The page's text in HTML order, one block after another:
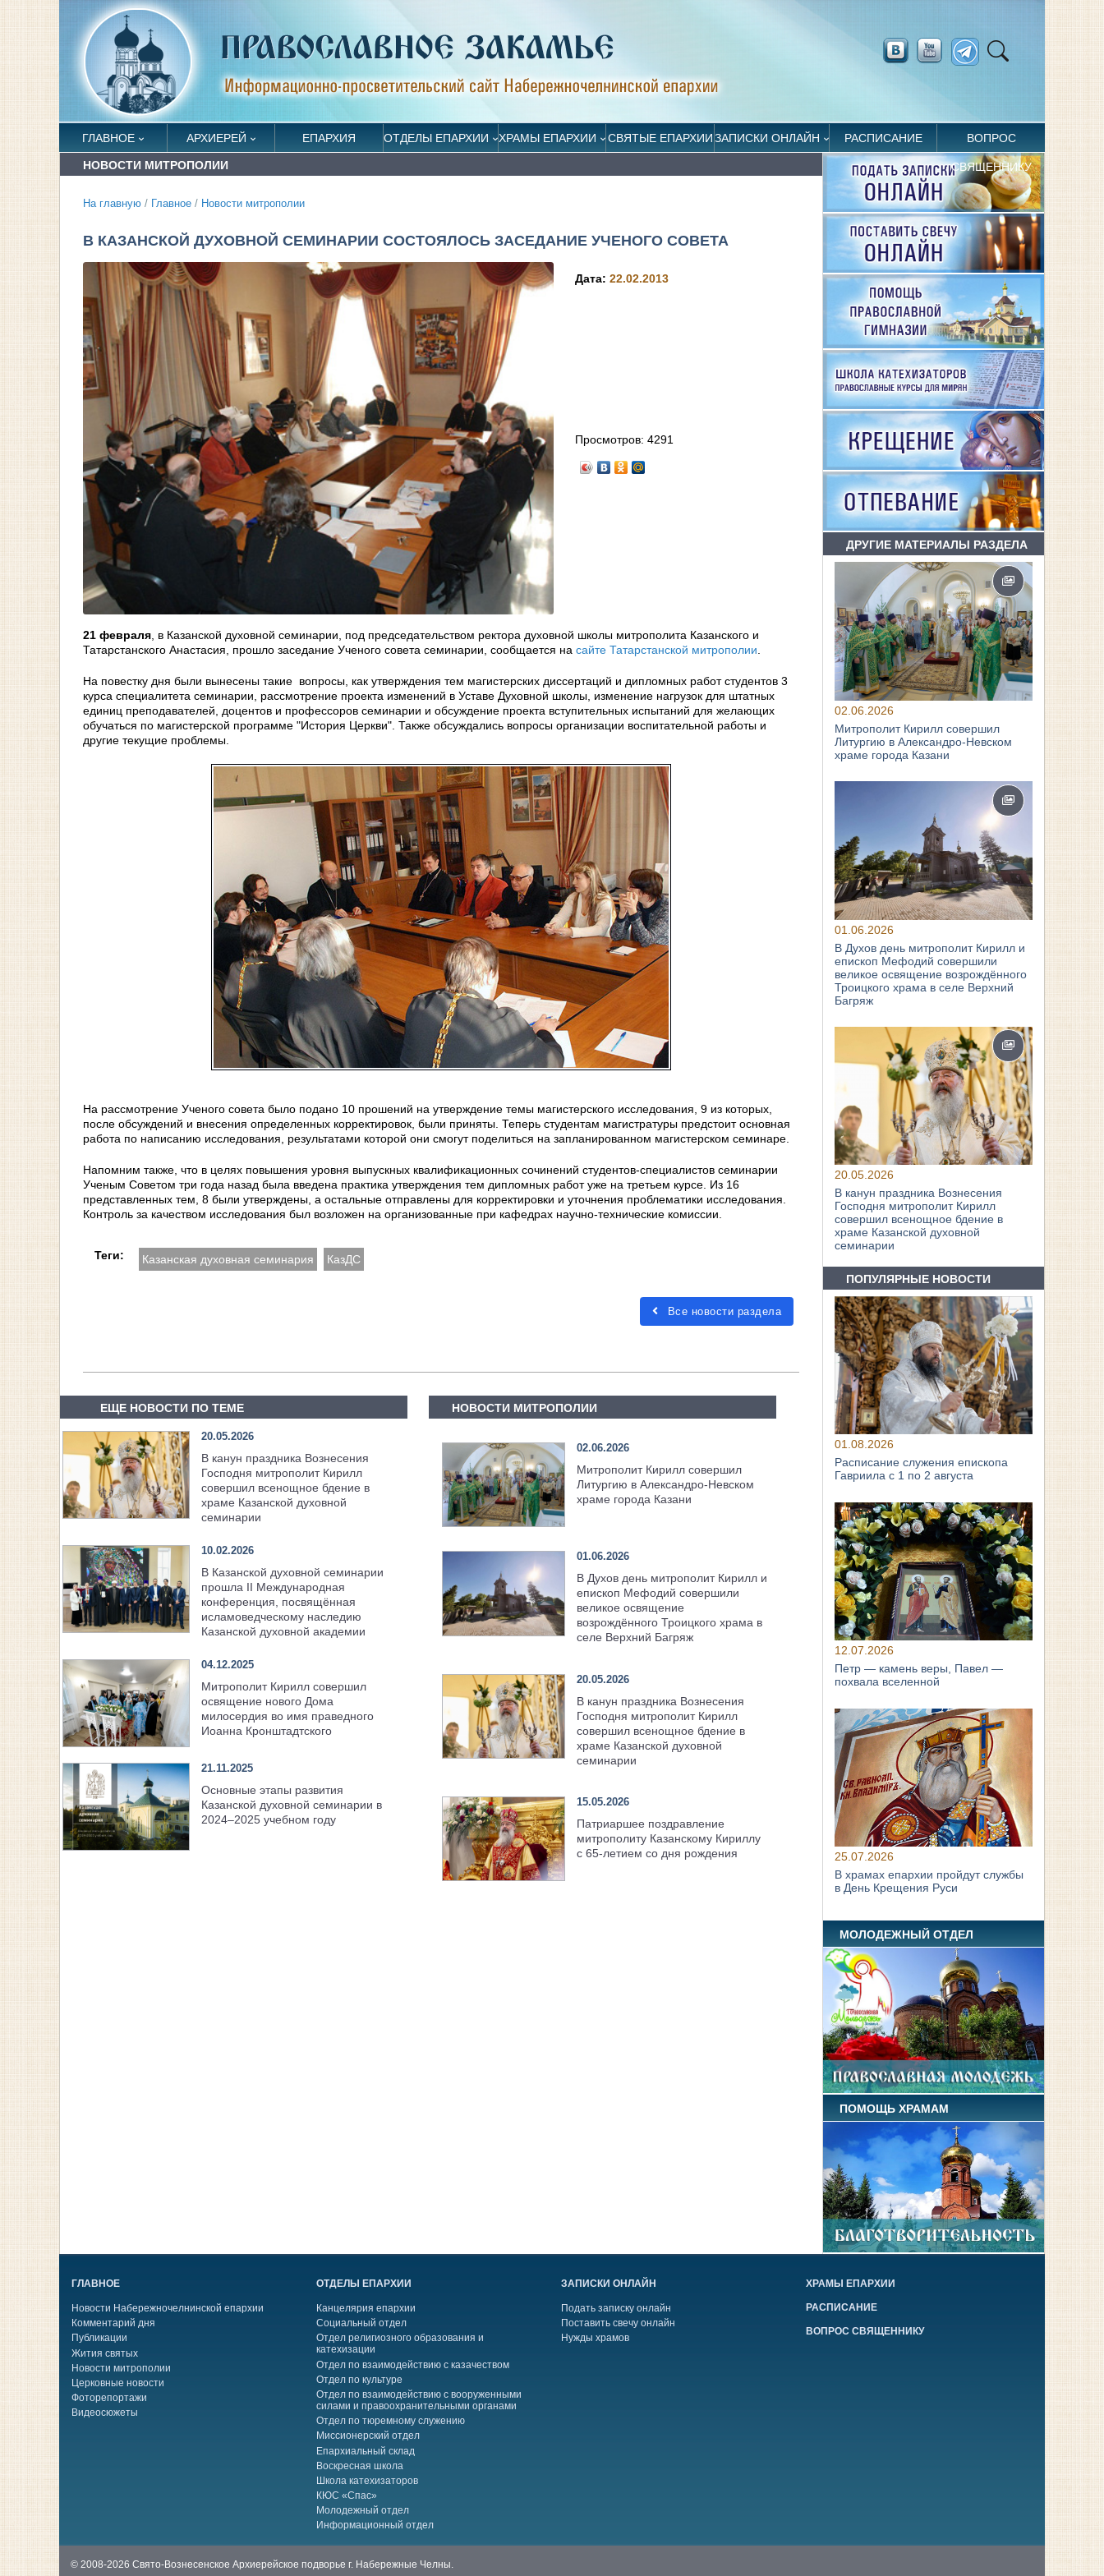
ГЛАВНОЕ АРХИЕРЕЙ ЕПАРХИЯ ОТДЕЛЫ ЕПАРХИИ ХРАМЫ ЕПАРХИИ СВЯТЫЕ ЕПАРХИИЗАПИСКИ ОНЛАЙН РАСПИСАНИЕ ВОПРОС
СВЯЩЕННИКУ
НОВОСТИ МИТРОПОЛИИ
На главную / Главное / Новости митрополии
В КАЗАНСКОЙ ДУХОВНОЙ СЕМИНАРИИ СОСТОЯЛОСЬ ЗАСЕДАНИЕ УЧЕНОГО СОВЕТА
Дата:22.02.2013
Просмотров:4291
21 февраля, в Казанской духовной семинарии, под председательством ректора духовной школы митрополита Казанского и
Татарстанского Анастасия, прошло заседание Ученого совета семинарии, сообщается на сайте Татарстанской митрополии.
На повестку дня были вынесены такие вопросы, как утверждения тем магистерских диссертаций и дипломных работ студентов 3
курса специалитета семинарии, рассмотрение проекта изменений в Уставе Духовной школы, изменение нагрузок для штатных
единиц преподавателей, доцентов и профессоров семинарии и обсуждение проекта вступительных испытаний для желающих
обучаться по магистерской программе "История Церкви". Также обсуждались вопросы организации воспитательной работы и
другие текущие проблемы.
На рассмотрение Ученого совета было подано 10 прошений на утверждение темы магистерского исследования, 9 из которых,
после обсуждений и внесения определенных корректировок, были приняты. Теперь студентам магистратуры предстоит основная
работа по написанию исследования, результатами которой они смогут поделиться на запланированном магистерском семинаре.
Напомним также, что в целях повышения уровня выпускных квалификационных сочинений студентов-специалистов семинарии
Ученым Советом три года назад была введена практика утверждения тем дипломных работ уже на третьем курсе. Из 16
представленных тем, 8 были утверждены, а остальные отправлены для корректировки и уточнения проблематики исследования.
Контроль за качеством исследования был возложен на организованные при кафедрах научно-технические комиссии.
Теги: Казанская духовная семинария КазДС
Все новости раздела
ЕЩЕ НОВОСТИ ПО ТЕМЕ
20.05.2026
В канун праздника Вознесения
Господня митрополит Кирилл
совершил всенощное бдение в
храме Казанской духовной
семинарии
10.02.2026
В Казанской духовной семинарии
прошла II Международная
конференция, посвящённая
исламоведческому наследию
Казанской духовной академии
04.12.2025
Митрополит Кирилл совершил
освящение нового Дома
милосердия во имя праведного
Иоанна Кронштадтского
21.11.2025
Основные этапы развития
Казанской духовной семинарии в
2024–2025 учебном году
НОВОСТИ МИТРОПОЛИИ
02.06.2026
Митрополит Кирилл совершил
Литургию в Александро-Невском
храме города Казани
01.06.2026
В Духов день митрополит Кирилл и
епископ Мефодий совершили
великое освящение
возрождённого Троицкого храма в
селе Верхний Багряж
20.05.2026
В канун праздника Вознесения
Господня митрополит Кирилл
совершил всенощное бдение в
храме Казанской духовной
семинарии
15.05.2026
Патриаршее поздравление
митрополиту Казанскому Кириллу
с 65-летием со дня рождения
ДРУГИЕ МАТЕРИАЛЫ РАЗДЕЛА
02.06.2026
Митрополит Кирилл совершил
Литургию в Александро-Невском
храме города Казани
01.06.2026
В Духов день митрополит Кирилл и
епископ Мефодий совершили
великое освящение возрождённого
Троицкого храма в селе Верхний
Багряж
20.05.2026
В канун праздника Вознесения
Господня митрополит Кирилл
совершил всенощное бдение в
храме Казанской духовной
семинарии
ПОПУЛЯРНЫЕ НОВОСТИ
01.08.2026
Расписание служения епископа
Гавриила с 1 по 2 августа
12.07.2026
Петр — камень веры, Павел —
похвала вселенной
25.07.2026
В храмах епархии пройдут службы
в День Крещения Руси
МОЛОДЕЖНЫЙ ОТДЕЛ
ПОМОЩЬ ХРАМАМ
ГЛАВНОЕ
Новости Набережночелнинской епархии
Комментарий дня
Публикации
Жития святых
Новости митрополии
Церковные новости
Фоторепортажи
Видеосюжеты
ОТДЕЛЫ ЕПАРХИИ
Канцелярия епархии
Социальный отдел
Отдел религиозного образования и
катехизации
Отдел по взаимодействию с казачеством
Отдел по культуре
Отдел по взаимодействию с вооруженными
силами и правоохранительными органами
Отдел по тюремному служению
Миссионерский отдел
Епархиальный склад
Воскресная школа
Школа катехизаторов
КЮС «Спас»
Молодежный отдел
Информационный отдел
ЗАПИСКИ ОНЛАЙН
Подать записку онлайн
Поставить свечу онлайн
Нужды храмов
ХРАМЫ ЕПАРХИИ
РАСПИСАНИЕ
ВОПРОС СВЯЩЕННИКУ
© 2008-2026 Свято-Вознесенское Архиерейское подворье г. Набережные Челны.